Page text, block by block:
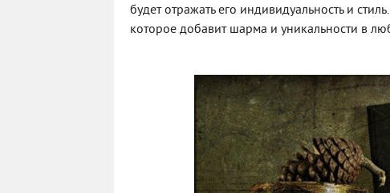
будет отражать его индивидуальность и
которое добавит шарма и уникальности в